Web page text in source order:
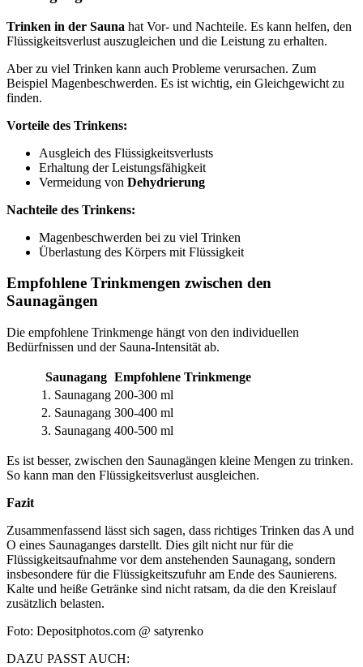
Trinken in der Sauna hat Vor- und Nachteile. Es kann helfen, den
Flüssigkeitsverlust auszugleichen und die Leistung zu erhalten.
Aber zu viel Trinken kann auch Probleme verursachen. Zum
Beispiel Magenbeschwerden. Es ist wichtig, ein Gleichgewicht zu
finden.
Vorteile des Trinkens:
Ausgleich des Flüssigkeitsverlusts
Erhaltung der Leistungsfähigkeit
Vermeidung von Dehydrierung
Nachteile des Trinkens:
Magenbeschwerden bei zu viel Trinken
Überlastung des Körpers mit Flüssigkeit
Empfohlene Trinkmengen zwischen den
Saunagängen
Die empfohlene Trinkmenge hängt von den individuellen
Bedürfnissen und der Sauna-Intensität ab.
Saunagang Empfohlene Trinkmenge
1. Saunagang 200-300 ml
2. Saunagang 300-400 ml
3. Saunagang 400-500 ml
Es ist besser, zwischen den Saunagängen kleine Mengen zu trinken.
So kann man den Flüssigkeitsverlust ausgleichen.
Fazit
Zusammenfassend lässt sich sagen, dass richtiges Trinken das A und
O eines Saunaganges darstellt. Dies gilt nicht nur für die
Flüssigkeitsaufnahme vor dem anstehenden Saunagang, sondern
insbesondere für die Flüssigkeitszufuhr am Ende des Saunierens.
Kalte und heiße Getränke sind nicht ratsam, da die den Kreislauf
zusätzlich belasten.
Foto: Depositphotos.com @ satyrenko
DAZU PASST AUCH: